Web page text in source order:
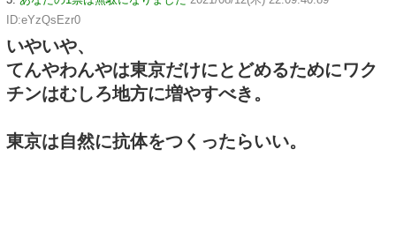
ID:eYzQsEzr0
いやいや、
てんやわんやは東京だけにとどめるためにワク
チンはむしろ地方に増やすべき。
東京は自然に抗体をつくったらいい。